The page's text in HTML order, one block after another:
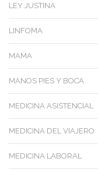
LEY JUSTINA
LINFOMA
MAMA
MANOS PIES Y BOCA
MEDICINA ASISTENCIAL
MEDICINA DEL VIAJERO
MEDICINA LABORAL